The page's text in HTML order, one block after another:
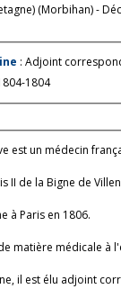
(Morbihan) -
: Adjoint
1804
est un médecin
II de la Bigne de
à Paris en 1806.
matière médicale à
il est élu adjoint